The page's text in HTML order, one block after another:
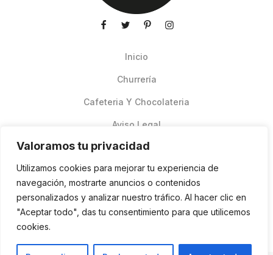
Valoramos tu privacidad
Utilizamos cookies para mejorar tu experiencia de
navegación, mostrarte anuncios o contenidos
personalizados y analizar nuestro tráfico. Al hacer clic en
"Aceptar todo", das tu consentimiento para que utilicemos
cookies.
Inicio
Churrería
Cafeteria Y Chocolateria
Aviso Legal
Pedidos Online Glovo
Contacto